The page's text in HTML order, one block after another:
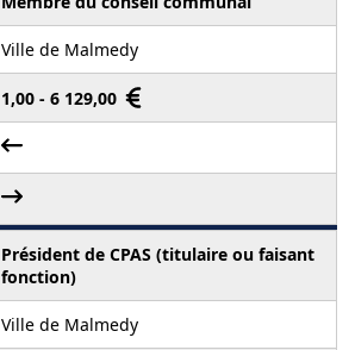
Ville de Malmedy
1,00 - 6 129,00
Président de CPAS (titulaire ou faisant
fonction)
Ville de Malmedy